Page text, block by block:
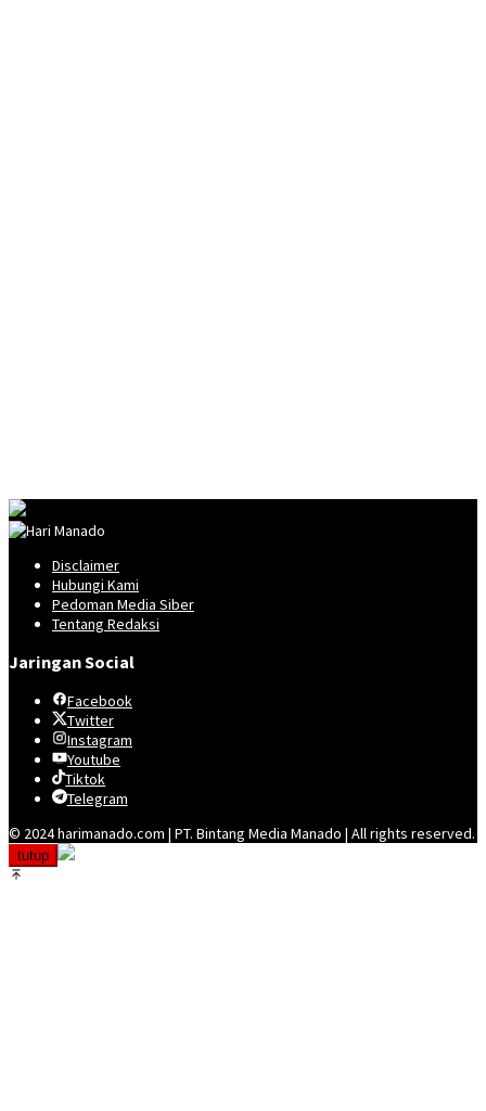
Disclaimer
Hubungi Kami
Pedoman Media Siber
Tentang Redaksi
Jaringan Social
Facebook
Twitter
Instagram
Youtube
Tiktok
Telegram
© 2024 harimanado.com | PT. Bintang Media Manado | All rights reserved.
tutup